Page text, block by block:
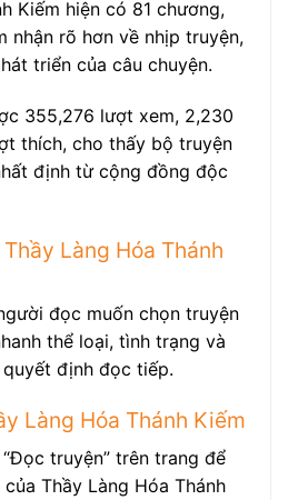
Kiếm hiện có 81 chương,
nhận rõ hơn về nhịp truyện,
triển của câu chuyện.
355,276 lượt xem, 2,230
thích, cho thấy bộ truyện
định từ cộng đồng độc
Làng Hóa Thánh
đọc muốn chọn truyện
thể loại, tình trạng và
định đọc tiếp.
Làng Hóa Thánh Kiếm
truyện” trên trang để
Thầy Làng Hóa Thánh